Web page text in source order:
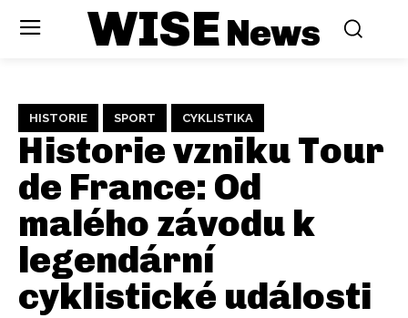
WISENews
HISTORIE SPORT CYKLISTIKA
Historie vzniku Tour
de France: Od
malého závodu k
legendární
cyklistické události